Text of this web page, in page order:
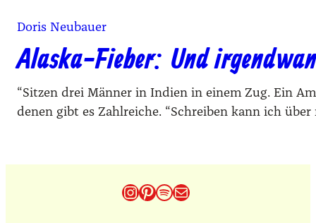
Doris Neubauer
Alaska-Fieber: Und
“Sitzen drei Männer in Indien in einem Zug. Ein
denen gibt es Zahlreiche. “Schreiben kann ich
Instagram
Pinterest
Spotify
E-Mail